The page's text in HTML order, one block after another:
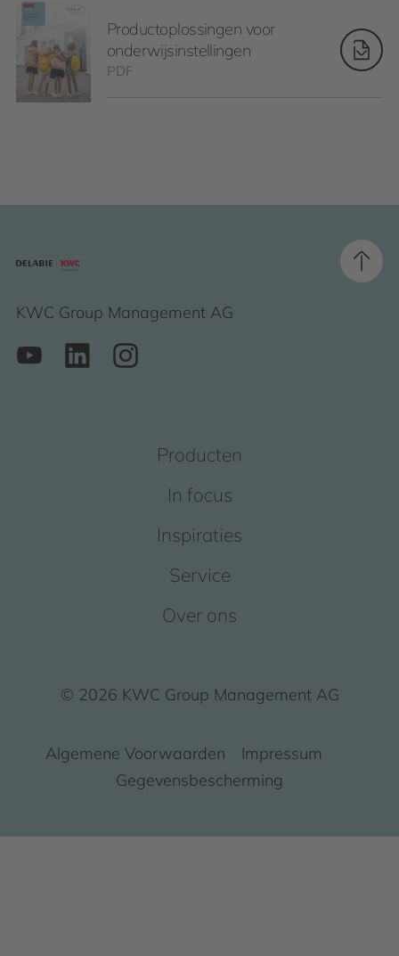
Productoplossingen voor
onderwijsinstellingen
PDF
KWC Group Management AG
Producten
In focus
Inspiraties
Service
Over ons
© 2026 KWC Group Management AG
Algemene Voorwaarden
Impressum
Gegevensbescherming